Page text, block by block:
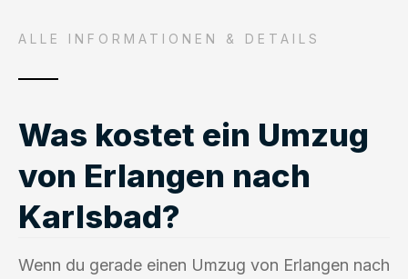
ALLE INFORMATIONEN & DETAILS
Was kostet ein Umzug
von Erlangen nach
Karlsbad?
Wenn du gerade einen Umzug von Erlangen nach